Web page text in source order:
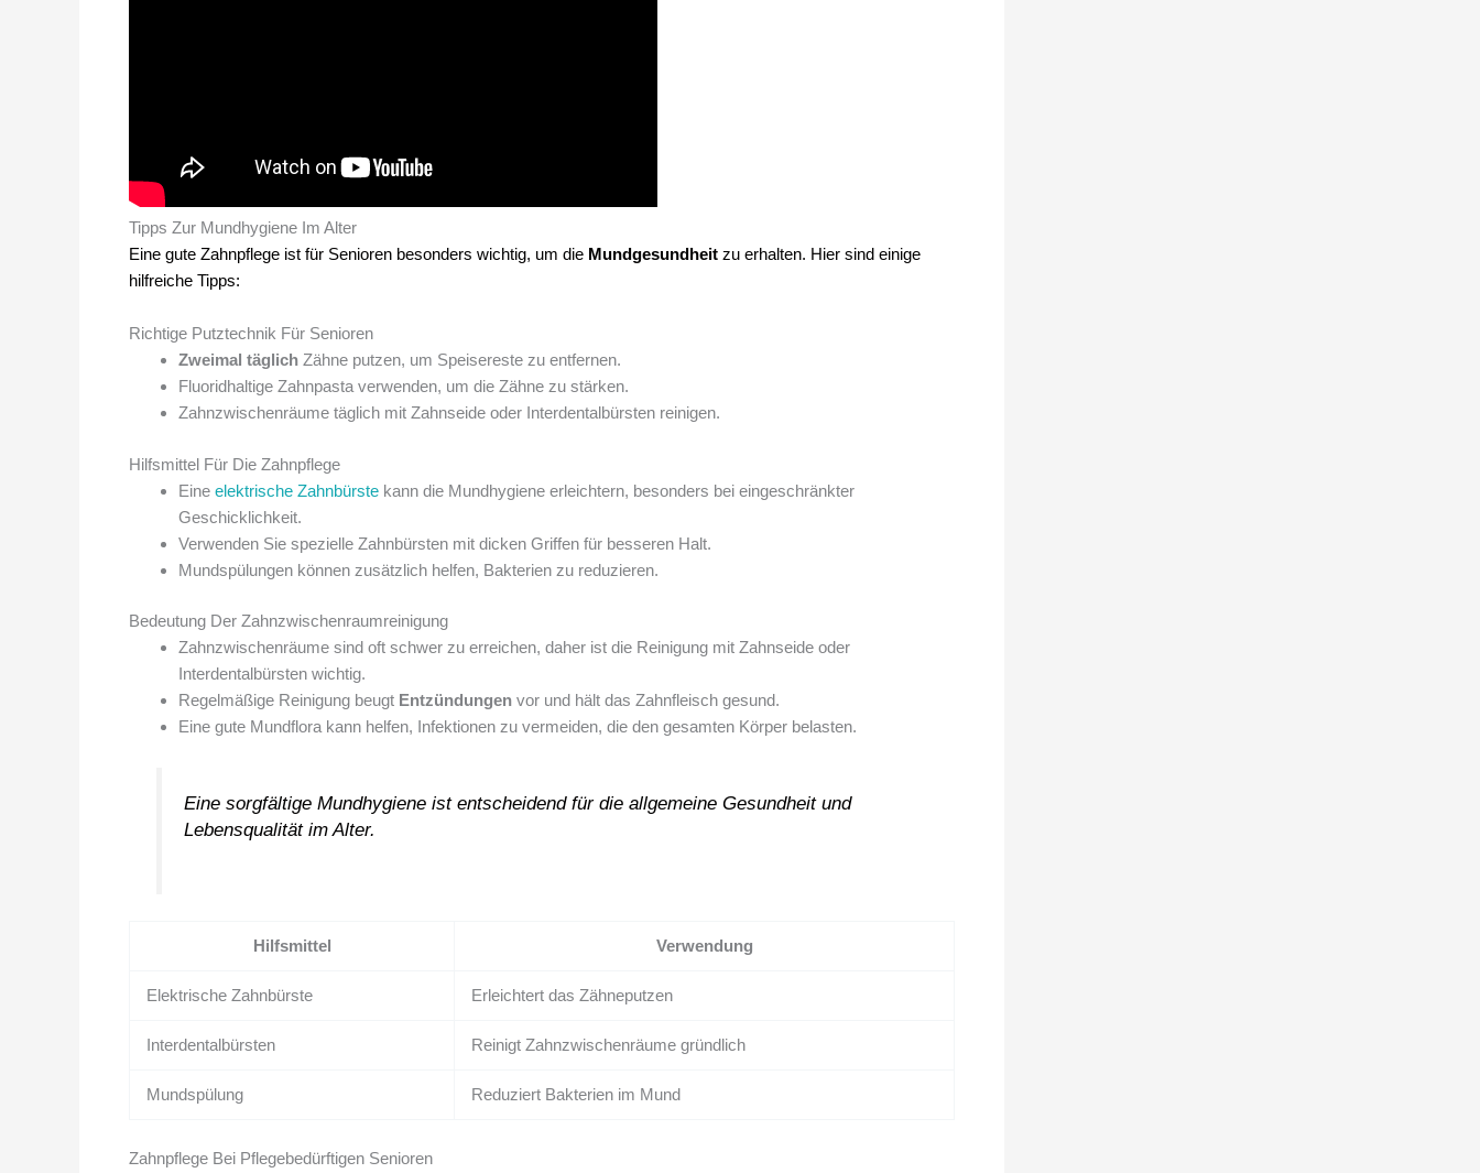
Tipps Zur Mundhygiene Im Alter
Eine gute Zahnpflege ist für Senioren besonders wichtig, um die Mundgesundheit zu erhalten. Hier sind einige
hilfreiche Tipps:
Richtige Putztechnik Für Senioren
Zweimal täglich Zähne putzen, um Speisereste zu entfernen.
Fluoridhaltige Zahnpasta verwenden, um die Zähne zu stärken.
Zahnzwischenräume täglich mit Zahnseide oder Interdentalbürsten reinigen.
Hilfsmittel Für Die Zahnpflege
Eine elektrische Zahnbürste kann die Mundhygiene erleichtern, besonders bei eingeschränkter
Geschicklichkeit.
Verwenden Sie spezielle Zahnbürsten mit dicken Griffen für besseren Halt.
Mundspülungen können zusätzlich helfen, Bakterien zu reduzieren.
Bedeutung Der Zahnzwischenraumreinigung
Zahnzwischenräume sind oft schwer zu erreichen, daher ist die Reinigung mit Zahnseide oder
Interdentalbürsten wichtig.
Regelmäßige Reinigung beugt Entzündungen vor und hält das Zahnfleisch gesund.
Eine gute Mundflora kann helfen, Infektionen zu vermeiden, die den gesamten Körper belasten.
Eine sorgfältige Mundhygiene ist entscheidend für die allgemeine Gesundheit und
Lebensqualität im Alter.
Hilfsmittel Verwendung
Elektrische Zahnbürste Erleichtert das Zähneputzen
Interdentalbürsten Reinigt Zahnzwischenräume gründlich
Mundspülung Reduziert Bakterien im Mund
Zahnpflege Bei Pflegebedürftigen Senioren